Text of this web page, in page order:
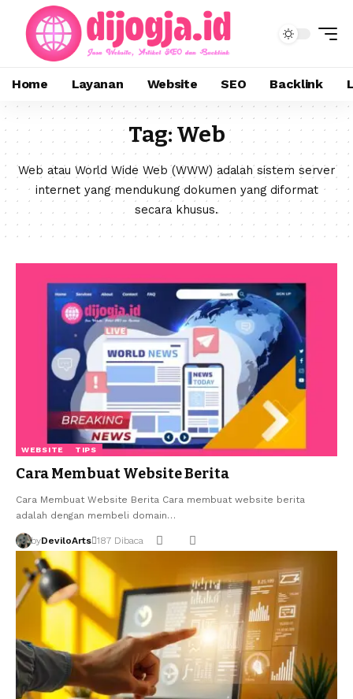
Home Layanan Website SEO Backlink
Tag: Web
Web atau World Wide Web (WWW) adalah sistem server
internet yang mendukung dokumen yang diformat
secara khusus.
WEBSITE TIPS
Cara Membuat Website Berita
Cara Membuat Website Berita Cara membuat website berita
adalah dengan membeli domain…
byDeviloArts 187 Dibaca